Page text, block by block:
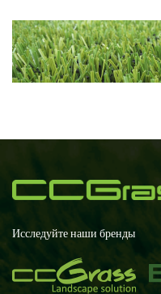
Исследуйте наши бренды